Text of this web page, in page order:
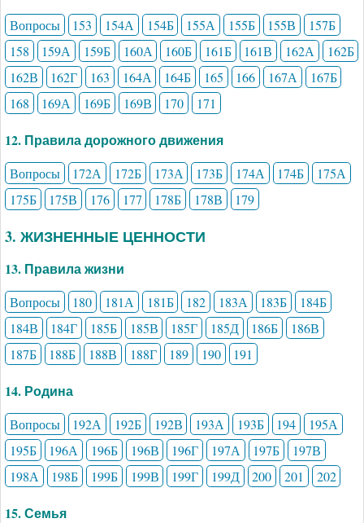
Вопросы 153 154А 154Б 155А 155Б 155В
157Б
158
159А 159Б 160А 160Б 161Б 161В 162А
162Б
162В
162Г 163 164А 164Б 165 166 167А
167Б
168
169А 169Б 169В 170 171
12. Правила дорожного движения
Вопросы 172А 172Б 173А 173Б 174А 174Б
175А
175Б
175В 176 177 178Б 178В 179
3. ЖИЗНЕННЫЕ ЦЕННОСТИ
13. Правила жизни
Вопросы 180 181А 181Б 182 183А 183Б
184Б
184В
184Г 185Б 185В 185Г 185Д 186Б
186В
187Б
188Б 188В 188Г 189 190 191
14. Родина
Вопросы 192А 192Б 192В 193А 193Б 194
195А
195Б
196А 196Б 196В 196Г 197А 197Б
197В
198А
198Б 199Б 199В 199Г 199Д 200 201 202
15. Семья